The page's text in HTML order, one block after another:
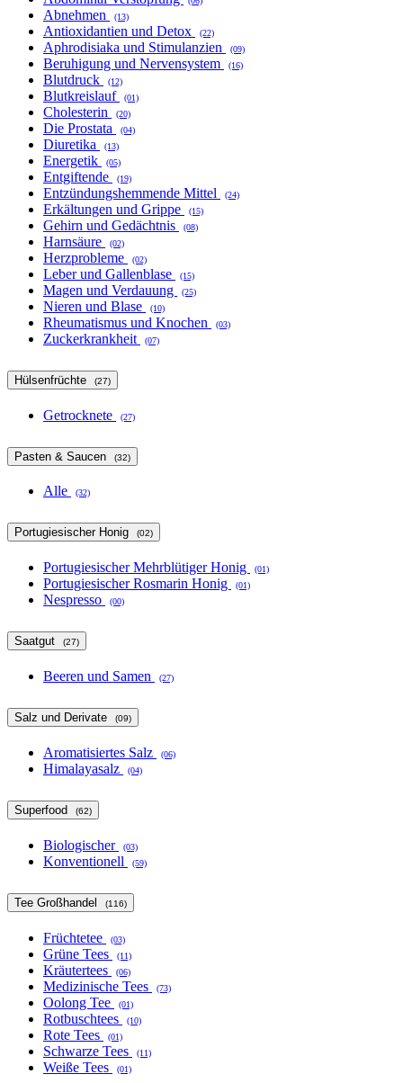
Abnehmen (13)
Antioxidantien und Detox (22)
Aphrodisiaka und Stimulanzien (09)
Beruhigung und Nervensystem (16)
Blutdruck (12)
Blutkreislauf (01)
Cholesterin (20)
Die Prostata (04)
Diuretika (13)
Energetik (05)
Entgiftende (19)
Entzündungshemmende Mittel (24)
Erkältungen und Grippe (15)
Gehirn und Gedächtnis (08)
Harnsäure (02)
Herzprobleme (02)
Leber und Gallenblase (15)
Magen und Verdauung (25)
Nieren und Blase (10)
Rheumatismus und Knochen (03)
Zuckerkrankheit (07)
Hülsenfrüchte (27)
Getrocknete (27)
Pasten & Saucen (32)
Alle (32)
Portugiesischer Honig (02)
Portugiesischer Mehrblütiger Honig (01)
Portugiesischer Rosmarin Honig (01)
Nespresso (00)
Saatgut (27)
Beeren und Samen (27)
Salz und Derivate (09)
Aromatisiertes Salz (06)
Himalayasalz (04)
Superfood (62)
Biologischer (03)
Konventionell (59)
Tee Großhandel (116)
Früchtetee (03)
Grüne Tees (11)
Kräutertees (06)
Medizinische Tees (73)
Oolong Tee (01)
Rotbuschtees (10)
Rote Tees (01)
Schwarze Tees (11)
Weiße Tees (01)